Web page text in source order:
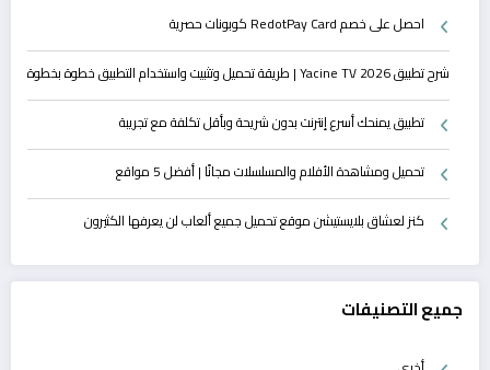
احصل على خصم RedotPay Card كوبونات حصرية
شرح تطبيق Yacine TV 2026 | طريقة تحميل وتثبيت واستخدام التطبيق خطوة بخطوة
تطبيق يمنحك أسرع إنترنت بدون شريحة وبأقل تكلفة مع تجريبة
تحميل ومشاهدة الأفلام والمسلسلات مجانًا | أفضل 5 مواقع
كنز لعشاق بلايستيشن موقع تحميل جميع ألعاب لن يعرفها الكثيرون
جميع التصنيفات